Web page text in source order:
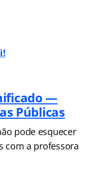
—
Públicas
pode esquecer
com a professora